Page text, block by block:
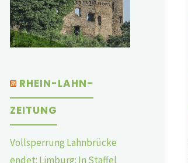
RHEIN-LAHN-
ZEITUNG
Vollsperrung Lahnbrücke
endet: Limburg: In Staffel